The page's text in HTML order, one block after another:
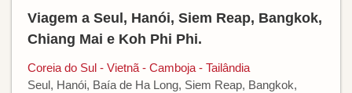
Viagem a Seul, Hanói, Siem Reap, Bangkok,
Chiang Mai e Koh Phi Phi.
Coreia do Sul - Vietnã - Camboja - Tailândia
Seul, Hanói, Baía de Ha Long, Siem Reap, Bangkok,